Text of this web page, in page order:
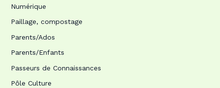
Numérique
Paillage, compostage
Parents/Ados
Parents/Enfants
Passeurs de Connaissances
Pôle Culture